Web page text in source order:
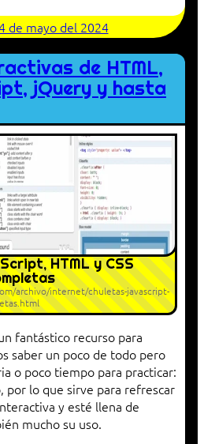
de mayo del 2024
de HTML,
jQuery y hasta
HTML y CSS
archivo/internet/chuletas-javascript-
fantástico recurso para
saber un poco de todo pero
o poco tiempo para practicar:
por lo que sirve para refrescar
y esté llena de
mucho su uso.